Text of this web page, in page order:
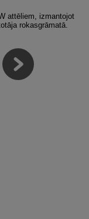
attēliem, izmantojot
rokasgrāmatā.